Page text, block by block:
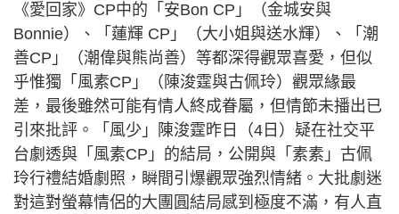
《愛回家》CP中的「安Bon CP」（金城安與
Bonnie）、「蓮輝 CP」（大小姐與送水輝）、「潮
善CP」（潮偉與熊尚善）等都深得觀眾喜愛，但似
乎惟獨「風素CP」（陳浚霆與古佩玲）觀眾緣最
差，最後雖然可能有情人終成眷屬，但情節未播出已
引來批評。「風少」陳浚霆昨日（4日）疑在社交平
台劇透與「風素CP」的結局，公開與「素素」古佩
玲行禮結婚劇照，瞬間引爆觀眾強烈情緒。大批劇迷
對這對螢幕情侶的大團圓結局感到極度不滿，有人直